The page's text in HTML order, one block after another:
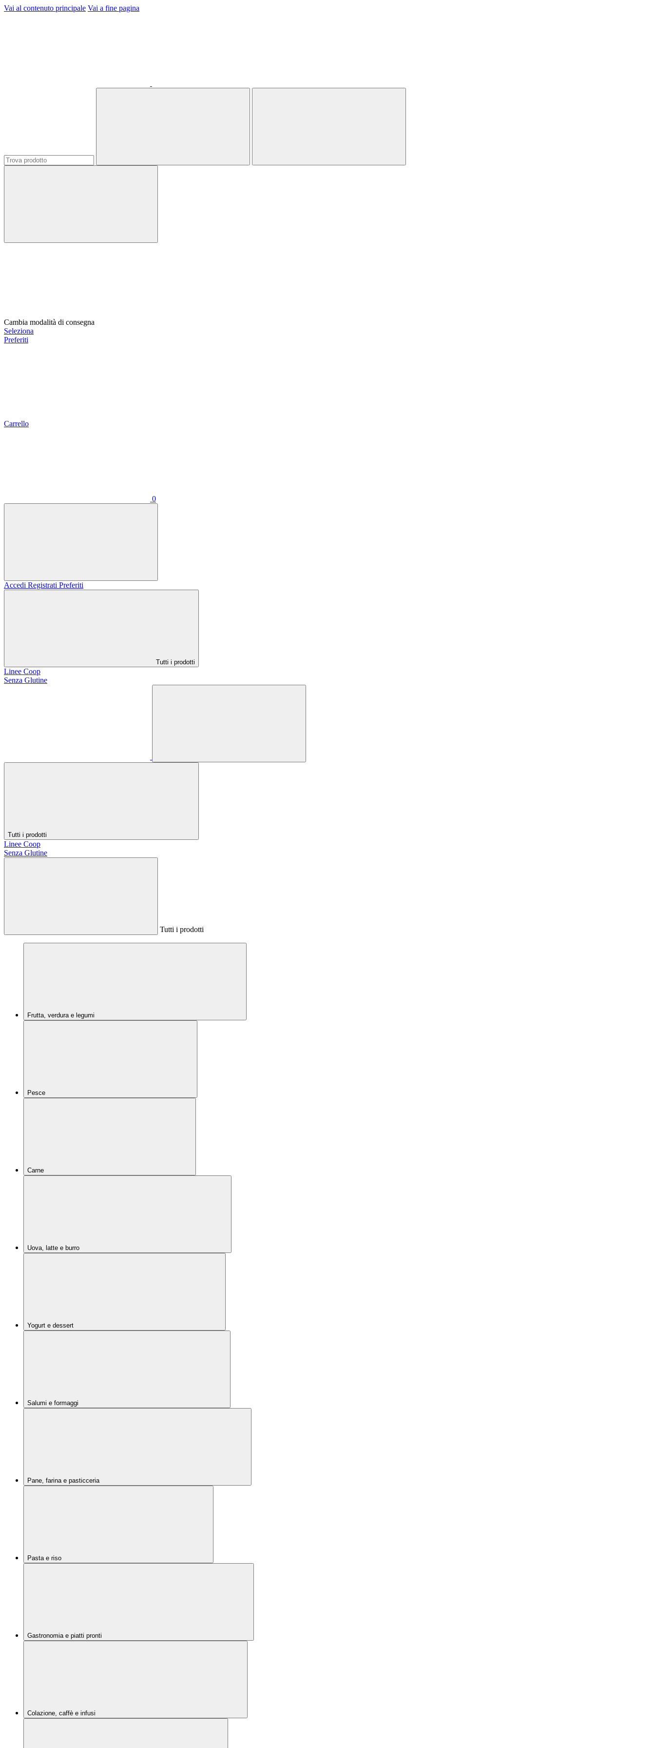
Vai al contenuto principale Vai a fine pagina
Cambia modalità di consegna
Seleziona
Preferiti
Carrello
0
Accedi Registrati Preferiti
Tutti i prodotti
Linee Coop
Senza Glutine
Tutti i prodotti
Linee Coop
Senza Glutine
Tutti i prodotti
Frutta, verdura e legumi
Pesce
Carne
Uova, latte e burro
Yogurt e dessert
Salumi e formaggi
Pane, farina e pasticceria
Pasta e riso
Gastronomia e piatti pronti
Colazione, caffè e infusi